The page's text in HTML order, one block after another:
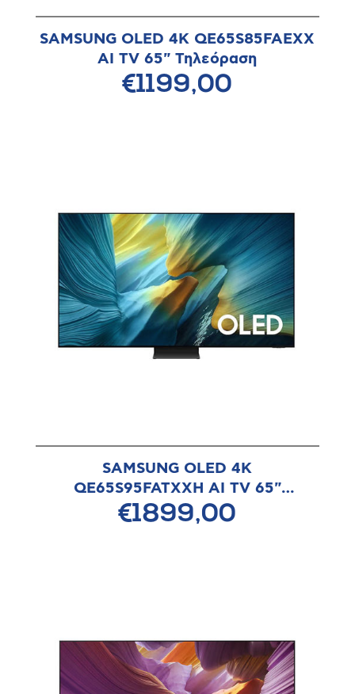
SAMSUNG OLED 4K QE65S85FAEXX
AI TV 65" Τηλεόραση
€1199,00
SAMSUNG OLED 4K
QE65S95FATXXH AI TV 65"
Τηλεόραση
€1899,00